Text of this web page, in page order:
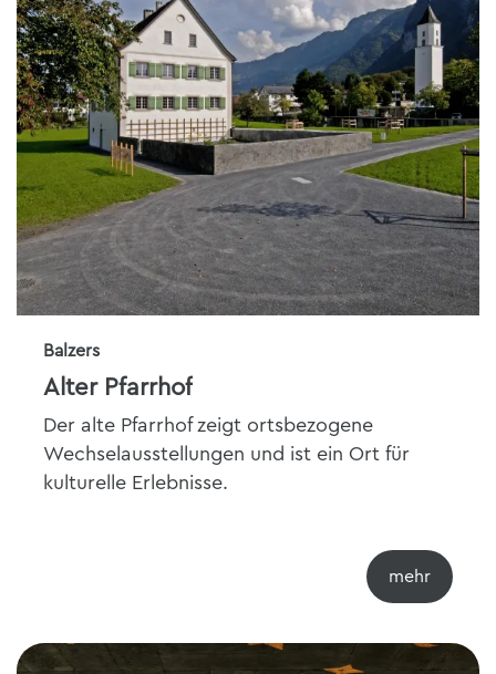
Balzers
Alter Pfarrhof
Der alte Pfarrhof zeigt ortsbezogene
Wechselausstellungen und ist ein Ort für
kulturelle Erlebnisse.